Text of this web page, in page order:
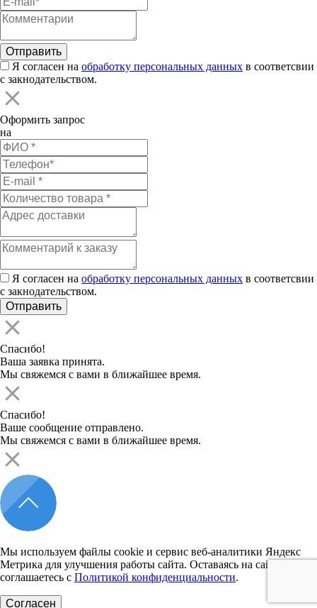
Я согласен на обработку персональных данных в соответсвии
с закнодательством.
Оформить запрос
на
Я согласен на обработку персональных данных в соответсвии
с закнодательством.
Спасибо!
Ваша заявка принята.
Мы свяжемся с вами в ближайшее время.
Спасибо!
Ваше сообщение отправлено.
Мы свяжемся с вами в ближайшее время.
Мы используем файлы cookie и сервис веб-аналитики Яндекс
Метрика для улучшения работы сайта. Оставаясь на сайте, вы
соглашаетесь с Политикой конфиденциальности.
Согласен